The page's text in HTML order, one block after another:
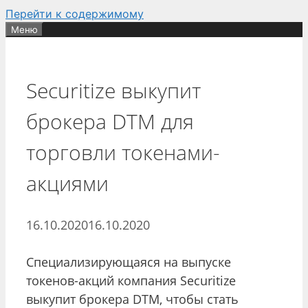
Перейти к содержимому
Меню
Securitize выкупит
брокера DTM для
торговли токенами-
акциями
16.10.202016.10.2020
Специализирующаяся на выпуске
токенов-акций компания Securitize
выкупит брокера DTM, чтобы стать